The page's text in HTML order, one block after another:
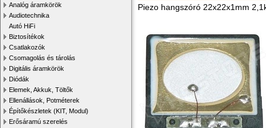
Analóg áramkörök
Audiotechnika
Autó HiFi
Biztosítékok
Csatlakozók
Csomagolás és tárolás
Digitális áramkörök
Diódák
Elemek, Akkuk, Töltők
Ellenállások, Potméterek
Építőkészletek (KIT, Modul)
Erősáramú szerelés
Piezo hangszóró 22x22x1mm